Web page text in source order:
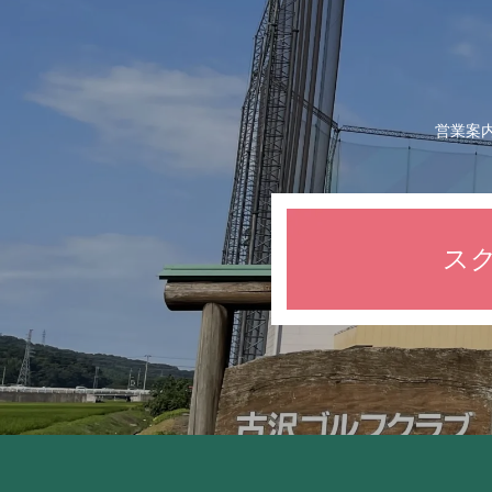
営業案
ス